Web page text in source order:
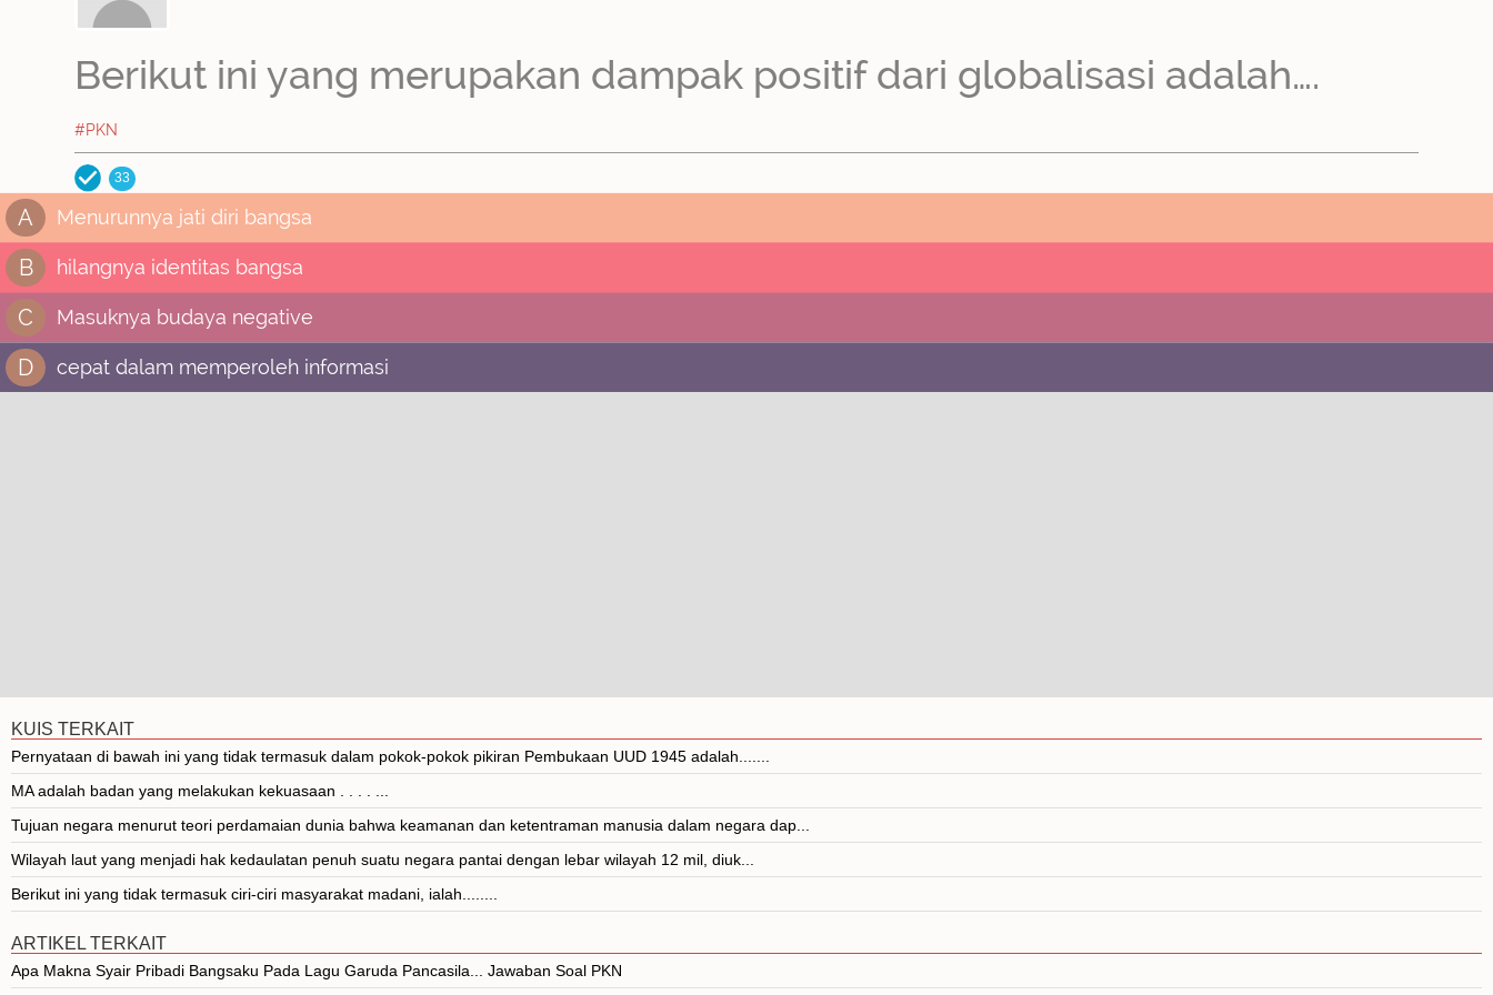
Berikut ini yang merupakan dampak positif dari globalisasi adalah….
#PKN
33
A Menurunnya jati diri bangsa
B hilangnya identitas bangsa
C Masuknya budaya negative
D cepat dalam memperoleh informasi
KUIS TERKAIT
Pernyataan di bawah ini yang tidak termasuk dalam pokok-pokok pikiran Pembukaan UUD 1945 adalah.......
MA adalah badan yang melakukan kekuasaan . . . . ...
Tujuan negara menurut teori perdamaian dunia bahwa keamanan dan ketentraman manusia dalam negara dap...
Wilayah laut yang menjadi hak kedaulatan penuh suatu negara pantai dengan lebar wilayah 12 mil, diuk...
Berikut ini yang tidak termasuk ciri-ciri masyarakat madani, ialah........
ARTIKEL TERKAIT
Apa Makna Syair Pribadi Bangsaku Pada Lagu Garuda Pancasila... Jawaban Soal PKN